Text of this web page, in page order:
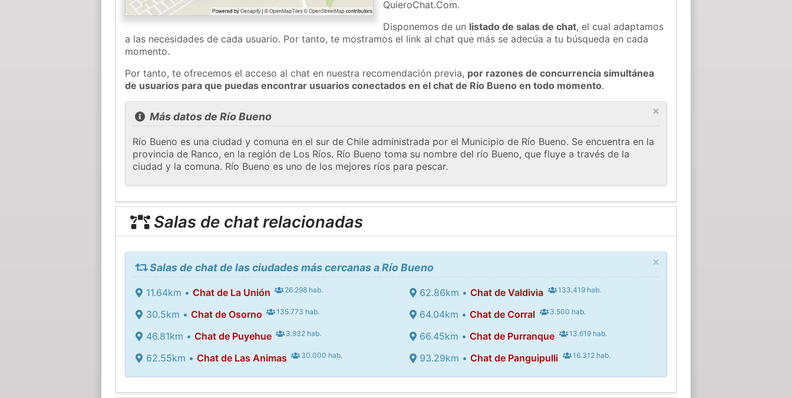
QuieroChat.Com.
Disponemos de un listado de salas de chat, el cual adaptamos
a las necesidades de cada usuario. Por tanto, te mostramos el link al chat que más se adecúa a tu búsqueda en cada
momento.
Por tanto, te ofrecemos el acceso al chat en nuestra recomendación previa, por razones de concurrencia simultánea
de usuarios para que puedas encontrar usuarios conectados en el chat de Río Bueno en todo momento.
×
Más datos de Río Bueno
Río Bueno es una ciudad y comuna en el sur de Chile administrada por el Municipio de Río Bueno. Se encuentra en la
provincia de Ranco, en la región de Los Ríos. Río Bueno toma su nombre del río Bueno, que fluye a través de la
ciudad y la comuna. Río Bueno es uno de los mejores ríos para pescar.
Salas de chat relacionadas
×
Salas de chat de las ciudades más cercanas a Río Bueno
11.64km • Chat de La Unión 26.298 hab.
30.5km • Chat de Osorno 135.773 hab.
46.81km • Chat de Puyehue 3.932 hab.
62.55km • Chat de Las Animas 30.000 hab.
62.86km •Chat de Valdivia 133.419 hab.
64.04km •Chat de Corral 3.500 hab.
66.45km •Chat de Purranque 13.619 hab.
93.29km •Chat de Panguipulli 16.312 hab.